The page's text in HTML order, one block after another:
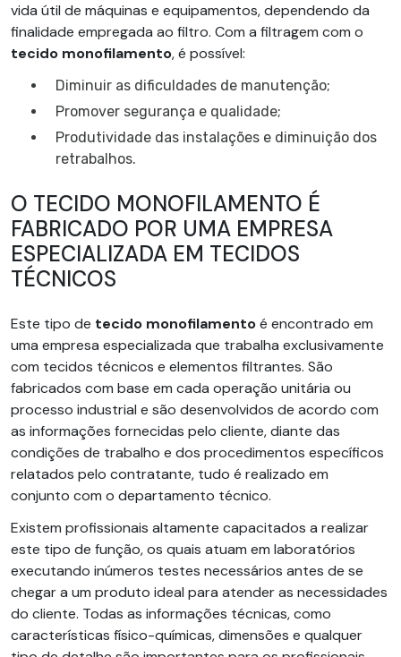
vida útil de máquinas e equipamentos, dependendo da
finalidade empregada ao filtro. Com a filtragem com o
tecido monofilamento, é possível:
Diminuir as dificuldades de manutenção;
Promover segurança e qualidade;
Produtividade das instalações e diminuição dos
retrabalhos.
O TECIDO MONOFILAMENTO É
FABRICADO POR UMA EMPRESA
ESPECIALIZADA EM TECIDOS
TÉCNICOS
Este tipo de tecido monofilamentoé encontrado em
uma empresa especializada que trabalha exclusivamente
com tecidos técnicos e elementos filtrantes. São
fabricados com base em cada operação unitária ou
processo industrial e são desenvolvidos de acordo com
as informações fornecidas pelo cliente, diante das
condições de trabalho e dos procedimentos específicos
relatados pelo contratante, tudo é realizado em
conjunto com o departamento técnico.
Existem profissionais altamente capacitados a realizar
este tipo de função, os quais atuam em laboratórios
executando inúmeros testes necessários antes de se
chegar a um produto ideal para atender as necessidades
do cliente. Todas as informações técnicas, como
características físico-químicas, dimensões e qualquer